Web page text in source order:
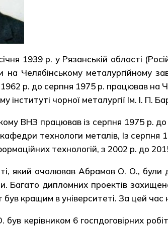
1939 р. у Рязанській області
на Челябінському металургійному
1962 р. до серпня 1975 р. працював
інституті чорної металургії Ім. І. П.
ВНЗ працював із серпня 1975 р.
технологи металів, Із
технологій, з 2002 р. до
який очолював Абрамов О. О., були
Багато дипломних проектів
кращим в університеті. За цей час
керівником 6 госпдоговірних